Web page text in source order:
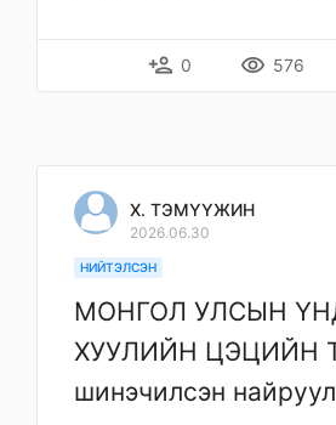
person_add 0 remove_red_eye 576
Х. ТЭМҮҮЖИН
2026.06.30
НИЙТЭЛСЭН
МОНГОЛ УЛСЫН
ХУУЛИЙН ЦЭЦИЙН
шинэчилсэн